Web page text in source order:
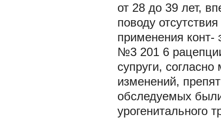
от 28 до 39 лет,
поводу
применения конт-
№3 201 6
супруги,
изменений,
обследуемых
урогенитального